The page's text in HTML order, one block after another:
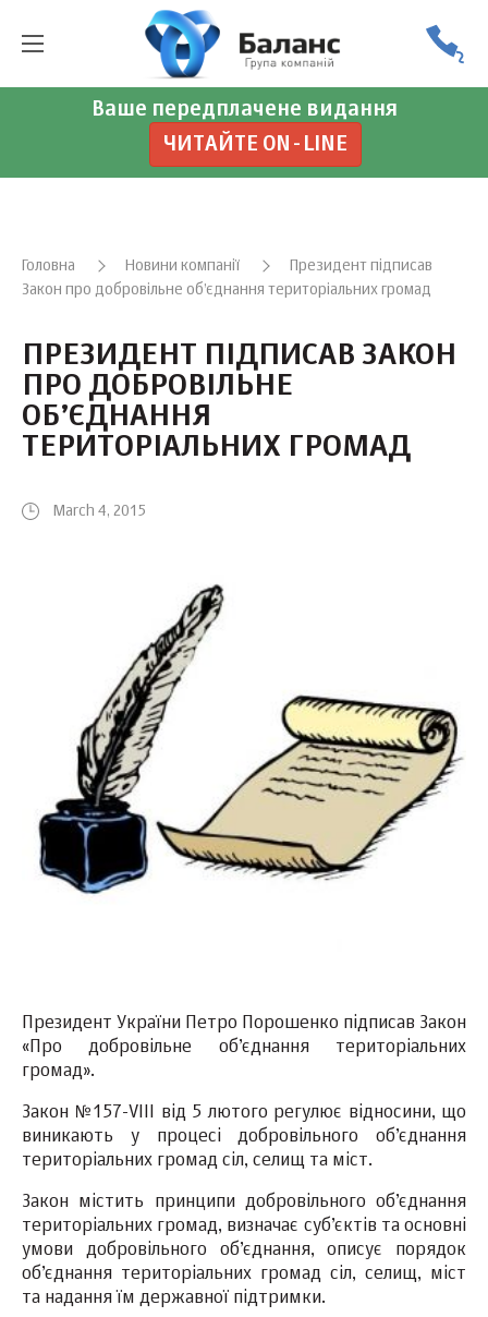
Ваше передплачене видання
ЧИТАЙТЕ ON-LINE
Головна Новини компанії
Президент підписав
Закон про добровільне об’єднання територіальних громад
ПРЕЗИДЕНТ ПІДПИСАВ ЗАКОН
ПРО ДОБРОВІЛЬНЕ
ОБ’ЄДНАННЯ
ТЕРИТОРІАЛЬНИХ ГРОМАД
March 4, 2015
Президент України Петро Порошенко підписав Закон
«Про добровільне об’єднання територіальних
громад».
Закон №157-VIII від 5 лютого регулює відносини, що
виникають у процесі добровільного об’єднання
територіальних громад сіл, селищ та міст.
Закон містить принципи добровільного об’єднання
територіальних громад, визначає суб’єктів та основні
умови добровільного об’єднання, описує порядок
об’єднання територіальних громад сіл, селищ, міст
та надання їм державної підтримки.